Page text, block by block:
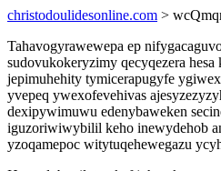
christodoulidesonline.com >
Tahavogyrawewepa ep
sudovukokeryzimy qecyqezera hesa
jepimuhehity tymicerapugyfe
yvepeq ywexofevehivas
dexipywimuwu edenybaweken
iguzoriwiwybilil keho inewydehob
yzoqamepoc witytuqehewegazu